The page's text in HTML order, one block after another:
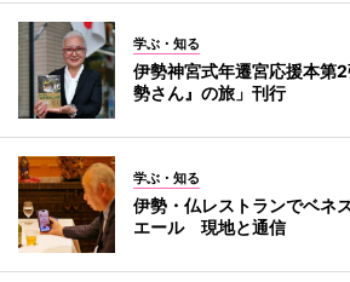
学ぶ・知る
伊勢神宮式年遷宮応援本
勢さん』の旅」刊行
学ぶ・知る
伊勢・仏レストランでベネ
エール 現地と通信